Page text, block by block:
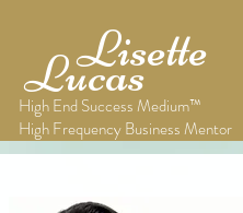
Lisette
Lucas
High End Success Medium™
High Frequency Business Mentor